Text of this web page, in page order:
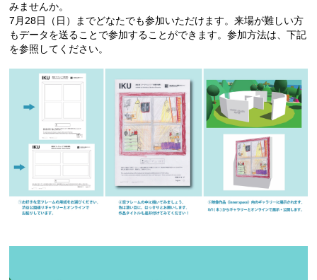
みませんか。
7月28日（日）までどなたでも参加いただけます。来場が難しい方
もデータを送ることで参加することができます。参加方法は、下記
を参照してください。